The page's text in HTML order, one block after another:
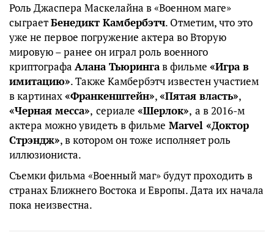
Роль Джаспера Маскелайна в «Военном маге»
сыграетБенедикт Камбербэтч. Отметим, что это
уже не первое погружение актера во Вторую
мировую – ранее он играл роль военного
криптографа Алана Тьюрингав фильме «Игра в
имитацию». Также Камбербэтч известен участием
в картинах«Франкенштейн»,«Пятая власть»,
«Черная месса», сериале «Шерлок», а в 2016-м
актера можно увидеть в фильме Marvel «Доктор
Стрэндж», в котором он тоже исполняет роль
иллюзиониста.
Съемки фильма «Военный маг» будут проходить в
странах Ближнего Востока и Европы. Дата их начала
пока неизвестна.